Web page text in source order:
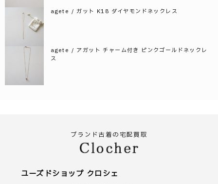
agete / ガット K18 ダイヤモンドネックレス
agete / アガット チャーム付き ピンクゴールドネックレ
ス
ブランド古着の宅配買取
ユーズドショップ クロシェ